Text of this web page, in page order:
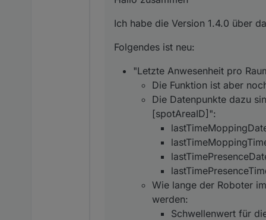
Die
Wie lange
Ein paar
Permanenten
"True Detect
"Andere
Die Deebot X1
Ein paar kleinere
Ich habe die Version 1.4.0 über
Folgendes ist neu:
"Letzte Anwesenheit pro
Die Funktion ist aber
Die Datenpunkte dazu
[spotAreaID]":
Wie lange der Roboter
werden:
Schwellenwert für